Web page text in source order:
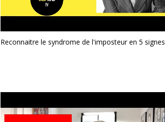
Reconnaitre le syndrome de l'imposteur en 5 signes